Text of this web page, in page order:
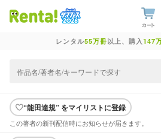
レンタル55万冊以上、購入147
“能田達規” をマイリストに登録
この著者の新刊配信時にお知らせが届きます。